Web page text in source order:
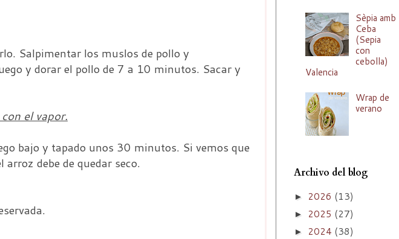
Salpimentar los muslos de pollo y
y dorar el pollo de 7 a 10 minutos. Sacar y
el vapor.
bajo y tapado unos 30 minutos. Si vemos que
debe de quedar seco.
Sèpia amb
Ceba
(Sepia
con
cebolla)
Valencia
Wrap de
verano
Archivo del blog
► 2026 (13)
► 2025 (27)
► 2024 (38)